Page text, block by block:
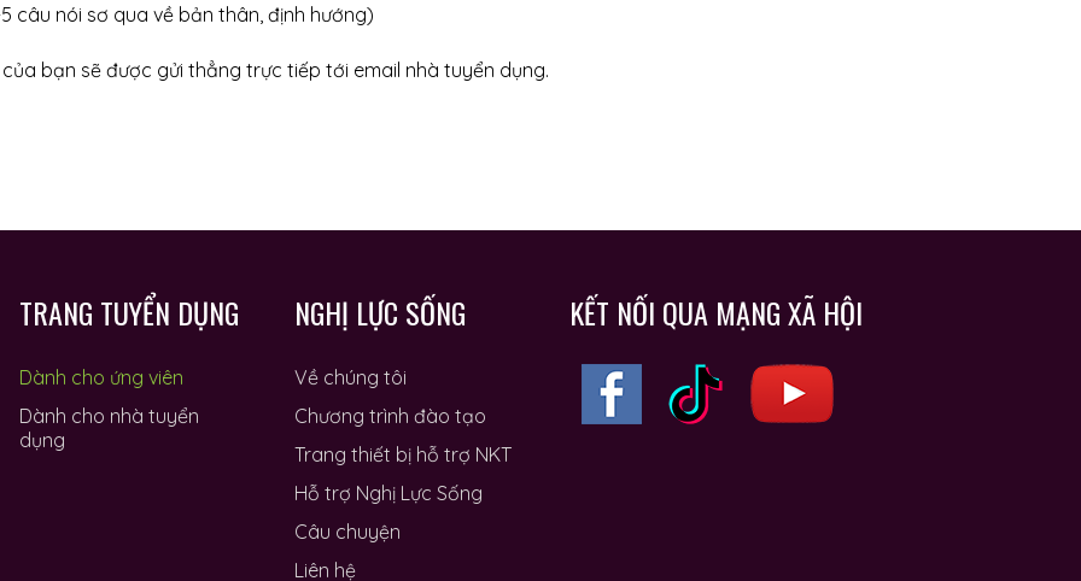
câu nói sơ qua về bản thân, định hướng)
bạn sẽ được gửi thẳng trực tiếp tới email nhà tuyển dụng.
TRANG TUYỂN DỤNG
Dành cho ứng viên
Dành cho nhà tuyển
dụng
NGHỊ LỰC SỐNG
Về chúng tôi
Chương trình đào tạo
Trang thiết bị hỗ trợ NKT
Hỗ trợ Nghị Lực Sống
Câu chuyện
Liên hệ
KẾT NỐI QUA MẠNG XÃ HỘI